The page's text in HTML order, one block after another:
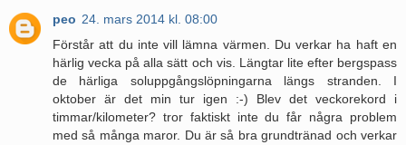
peo 24. mars 2014 kl. 08:00
Förstår att du inte vill lämna värmen. Du verkar ha haft en
härlig vecka på alla sätt och vis. Längtar lite efter bergspass
de härliga soluppgångslöpningarna längs stranden. I
oktober är det min tur igen :-) Blev det veckorekord i
timmar/kilometer? tror faktiskt inte du får några problem
med så många maror. Du är så bra grundtränad och verkar